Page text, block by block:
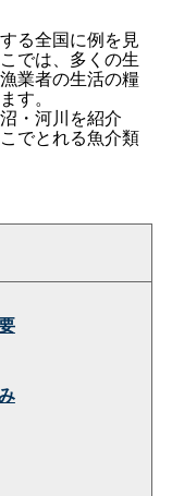
る全国に例を見
では、多くの生
業者の生活の糧
す。
・河川を紹介
でとれる魚介類